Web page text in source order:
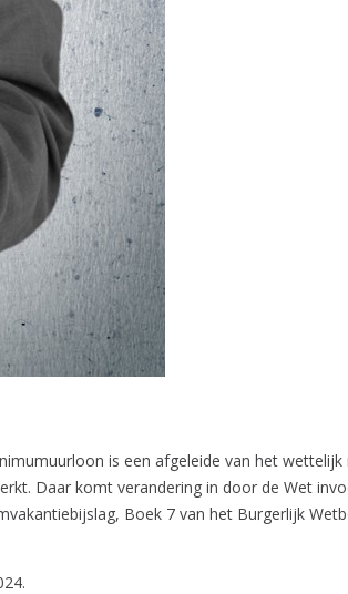
is een afgeleide van het
Daar komt verandering in door de Wet
Boek 7 van het Burgerlijk